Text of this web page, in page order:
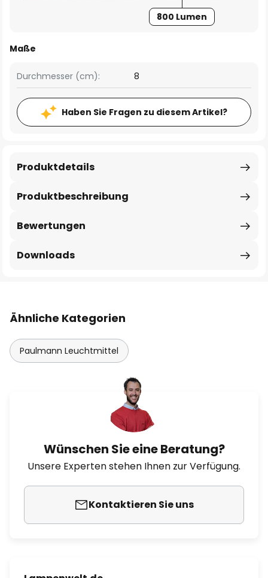
800 Lumen
Maße
Durchmesser (cm): 8
Haben Sie Fragen zu diesem Artikel?
Produktbeschreibung
Produktdetails
Bewertungen
Downloads
Ähnliche Kategorien
Paulmann Leuchtmittel
Wünschen Sie eine Beratung?
Unsere Experten stehen Ihnen zur Verfügung.
Kontaktieren Sie uns